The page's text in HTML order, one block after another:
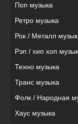
Поп музыка
Ретро музыка
Рок / Металл
Рэп / хип хоп
Техно музыка
Транс музыка
Фолк / Народная
Хаус музыка